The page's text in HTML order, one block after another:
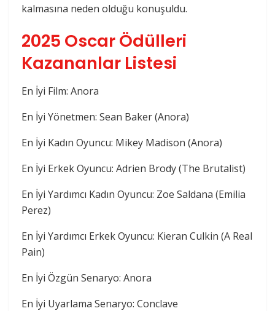
kalmasına neden olduğu konuşuldu.
2025 Oscar Ödülleri
Kazananlar Listesi
En İyi Film: Anora
En İyi Yönetmen: Sean Baker (Anora)
En İyi Kadın Oyuncu: Mikey Madison (Anora)
En İyi Erkek Oyuncu: Adrien Brody (The Brutalist)
En İyi Yardımcı Kadın Oyuncu: Zoe Saldana (Emilia
Perez)
En İyi Yardımcı Erkek Oyuncu: Kieran Culkin (A Real
Pain)
En İyi Özgün Senaryo: Anora
En İyi Uyarlama Senaryo: Conclave